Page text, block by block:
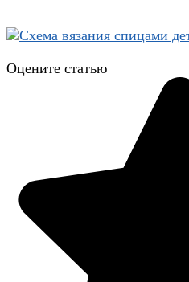
Оцените статью